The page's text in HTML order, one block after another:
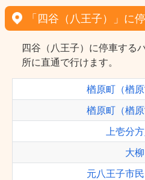
「四谷（八王子）」に
四谷（八王子）に停車する
所に直通で行けます。
楢原町（楢原
楢原町（楢原
上壱分
大柳
元八王子市